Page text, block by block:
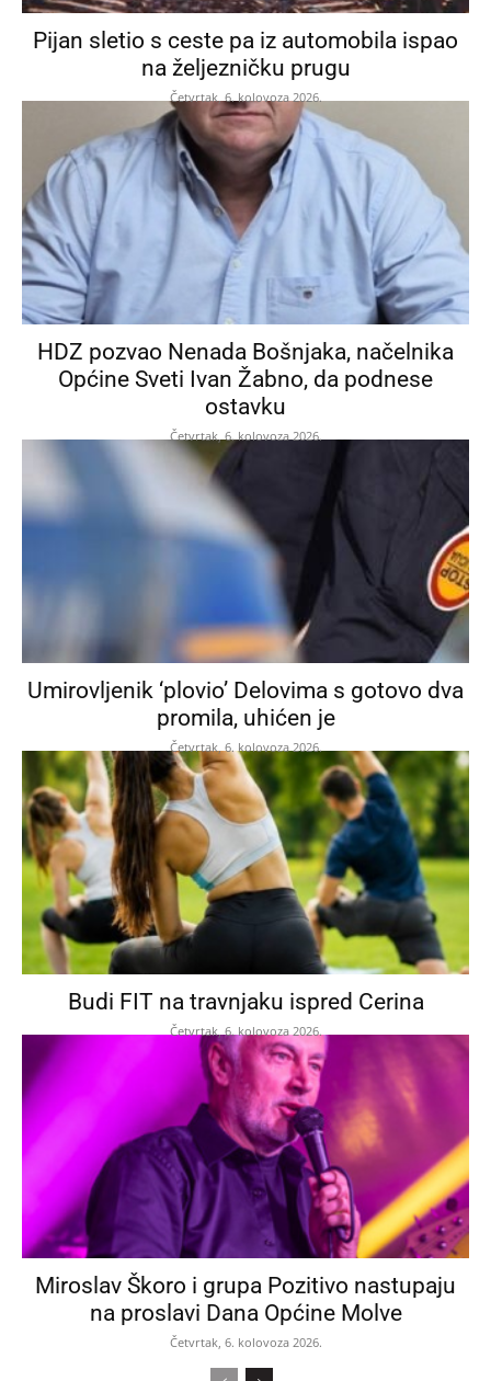
Pijan sletio s ceste pa iz automobila ispao
na željezničku prugu
Četvrtak, 6. kolovoza 2026.
HDZ pozvao Nenada Bošnjaka, načelnika
Općine Sveti Ivan Žabno, da podnese
ostavku
Četvrtak, 6. kolovoza 2026.
Umirovljenik ‘plovio’ Delovima s gotovo dva
promila, uhićen je
Četvrtak, 6. kolovoza 2026.
Budi FIT na travnjaku ispred Cerina
Četvrtak, 6. kolovoza 2026.
Miroslav Škoro i grupa Pozitivo nastupaju
na proslavi Dana Općine Molve
Četvrtak, 6. kolovoza 2026.